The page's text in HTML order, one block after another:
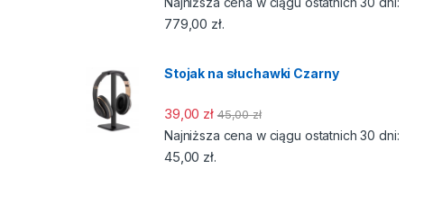
779,00 zł.
Stojak na słuchawki Czarny
39,00 zł 45,00zł
Najniższa cena w ciągu ostatnich 30 dni:
45,00 zł.